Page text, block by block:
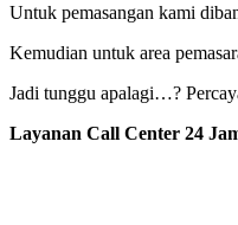
Untuk pemasangan kami
Kemudian untuk area
Jadi tunggu apalagi…?
Layanan Call Center 24